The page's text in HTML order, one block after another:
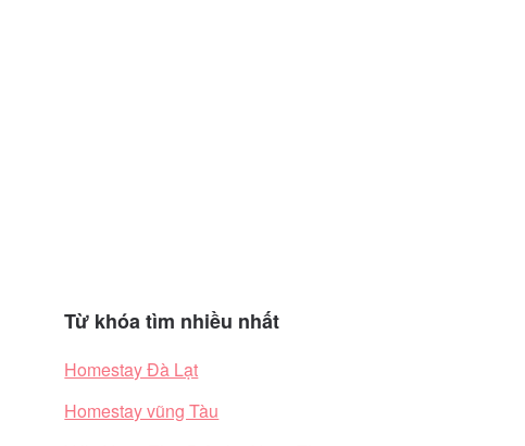
Từ khóa tìm nhiều nhất
Homestay Đà Lạt
Homestay vũng Tàu